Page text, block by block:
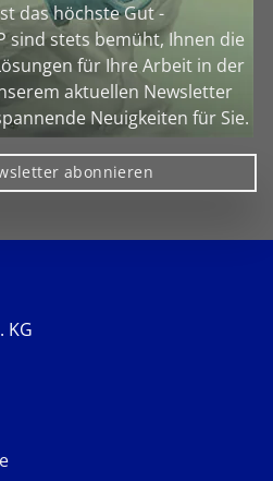
das höchste Gut -
sind stets bemüht, Ihnen die
für Ihre Arbeit in der
aktuellen Newsletter
Neuigkeiten für Sie.
abonnieren
KG